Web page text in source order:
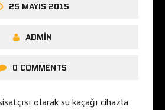
25 MAYIS 2015
ADMIN
0 COMMENTS
olarak su kaçağı cihazla